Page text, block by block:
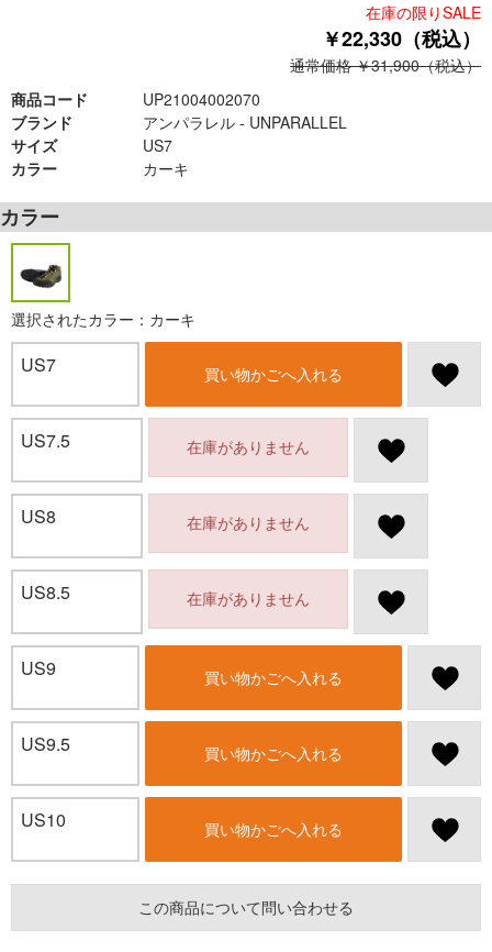
在庫の限りSALE
￥22,330（税込）
通常価格 ￥31,900（税込）
商品コード
UP21004002070
ブランド
アンパラレル - UNPARALLEL
サイズ
US7
カラー
カーキ
カラー
選択されたカラー：カーキ
US7 買い物かごへ入れる
US7.5 在庫がありません
US8 在庫がありません
US8.5 在庫がありません
US9 買い物かごへ入れる
US9.5 買い物かごへ入れる
US10 買い物かごへ入れる
この商品について問い合わせる